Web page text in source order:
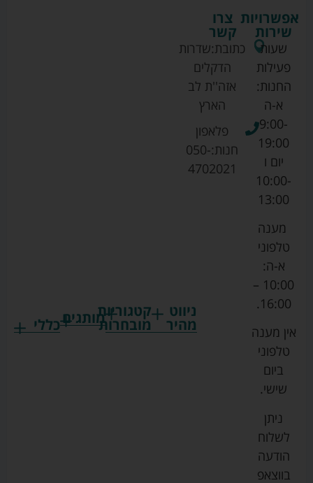
ניווט
מהיר
קטגוריות
מובחרותמותגים
גרקו
כללי
צרו
קשר
כתובת:שדרות
הדקלים
אזה''ת לב
הארץ
פלאפון
חנות:050-
4702021
אפשרויות
שירות
שעות
פעילות
החנות:
א-ה
9:00-
19:00
יום ו
10:00-
13:00
מענה
טלפוני
א-ה:
10:00 –
16:00.
אין מענה
טלפוני
ביום
שישי.
ניתן
לשלוח
הודעה
בווצאפ